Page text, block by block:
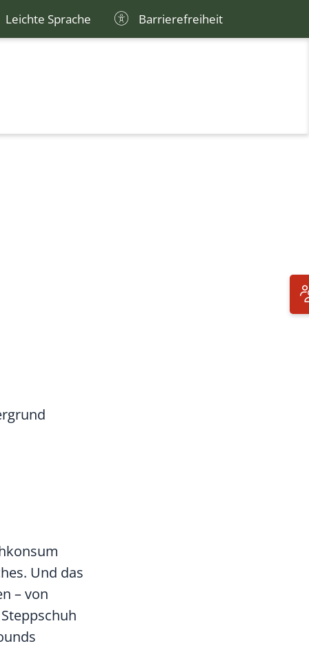
Leichte Sprache Barrierefreiheit
Und das
– von